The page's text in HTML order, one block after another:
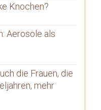
Knochen?
Aerosole als
die Frauen, die
mehr